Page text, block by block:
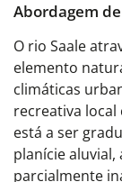
Abordagem
O rio Saale
elemento
climáticas
recreativa
está a ser
planície
parcialmente